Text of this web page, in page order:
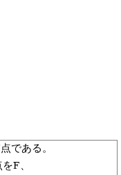
である。
F、